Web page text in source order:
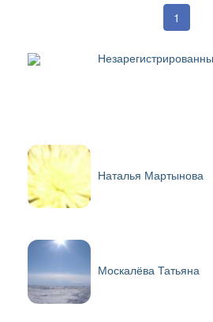
1
Наталья Мартынова
Москалёва Татьяна